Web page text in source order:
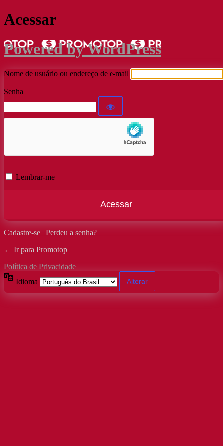
Acessar
Powered by WordPress
Nome de usuário ou endereço de e-mail
Senha
Lembrar-me
Cadastre-se | Perdeu a senha?
← Ir para Promotop
Política de Privacidade
Idioma